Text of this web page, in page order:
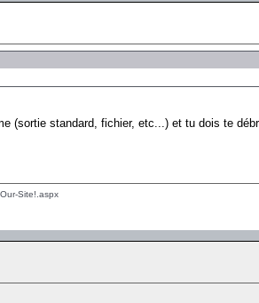
(sortie standard, fichier, etc...) et tu dois te
Site!.aspx